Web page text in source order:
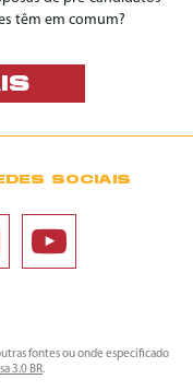
têm em comum?
SOCIAIS
fontes ou onde especificado
3.0 BR.